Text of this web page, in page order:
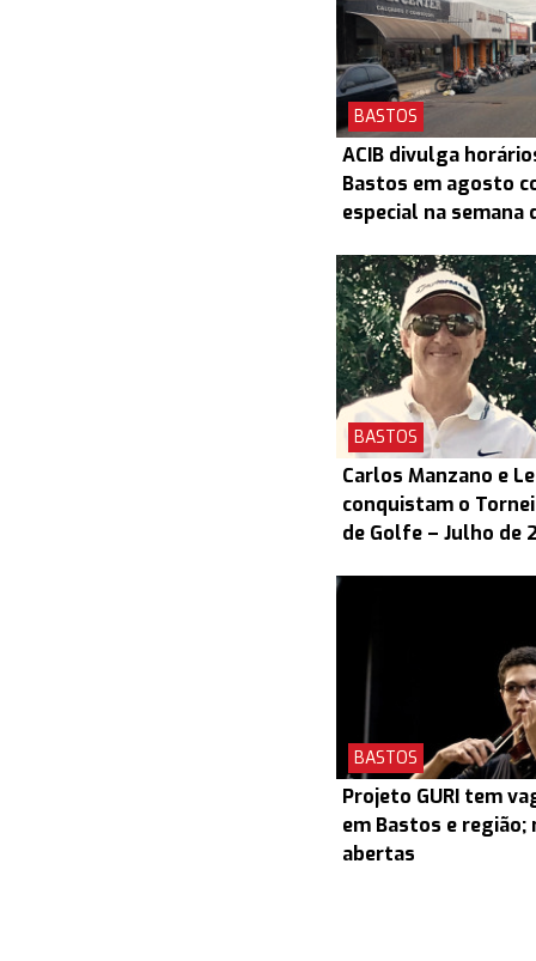
BASTOS
ACIB divulga
Bastos em agosto
especial na semana
BASTOS
Carlos Manzano e
conquistam o
de Golfe – Julho de
BASTOS
Projeto GURI tem
em Bastos e
abertas